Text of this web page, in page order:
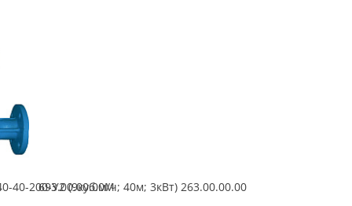
693.00.00.00М
40-200-У2 (9куб.м/ч; 40м; 3кВт) 263.00.00.00